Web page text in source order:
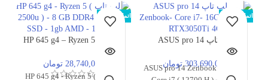
اتمام موجودی
لپ تاپ ASUS pro 14
Zenbook- Core i7- 16GB –
512 – RTX3050Ti 4G
303,690,000 تومان
لپ تاپ ASUS pro 14 Zenbook -
اتمام موجودی
لپ تاپ HP 645 g4 – Ryzen 5
( 2500u ) – 8 GB DDR4 – 256
GB SSD – 1gb AMD – 14
FHD
28,740,000 تومان
لپ تاپ HP 645 g4 - Ryzen 5 (